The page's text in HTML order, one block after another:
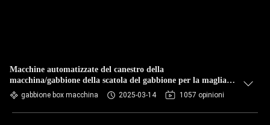
Macchine automatizzate del canestro della
macchina/gabbione della scatola del gabbione per la maglia di
100mm x di 80
gabbione box macchina 2025-03-14 1057 opinioni